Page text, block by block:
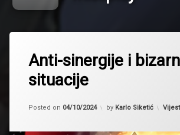
Anti-sinergije i
situacije
Posted on 04/10/2024
Updated on 04/10/2024
by Karlo Siketić
deckbuilding
sinergije
striker